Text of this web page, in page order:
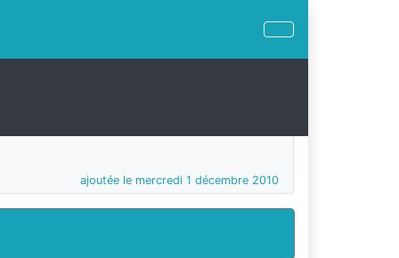
ajoutée le mercredi 1 décembre 2010